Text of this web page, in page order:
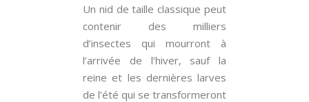
Un nid de taille classique peut
contenir des milliers
d’insectes qui mourront à
l’arrivée de l’hiver, sauf la
reine et les dernières larves
de l’été qui se transformeront